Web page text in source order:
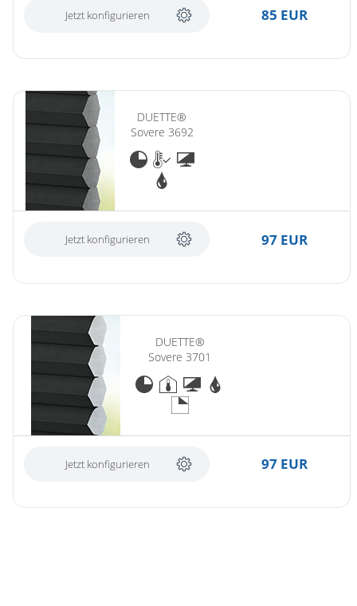
Jetzt konfigurieren 85 EUR
DUETTE®
Sovere 3692
Jetzt konfigurieren 97 EUR
DUETTE®
Sovere 3701
Jetzt konfigurieren 97 EUR